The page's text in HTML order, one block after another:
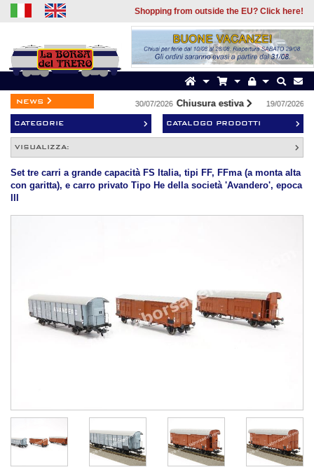
Shopping from outside the EU? Click here!
news 30/07/2026 Chiusura estiva 19/07/2026
CATEGORIE CATALOGO PRODOTTI
VISUALIZZA:
Set tre carri a grande capacità FS Italia, tipi FF, FFma (a monta alta
con garitta), e carro privato Tipo He della società 'Avandero', epoca